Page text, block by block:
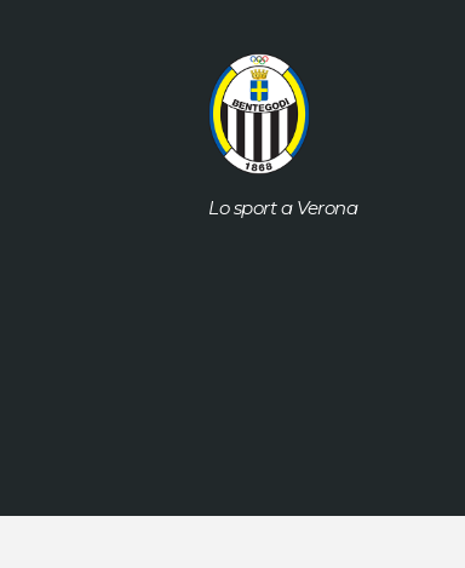
Lo sport a Verona